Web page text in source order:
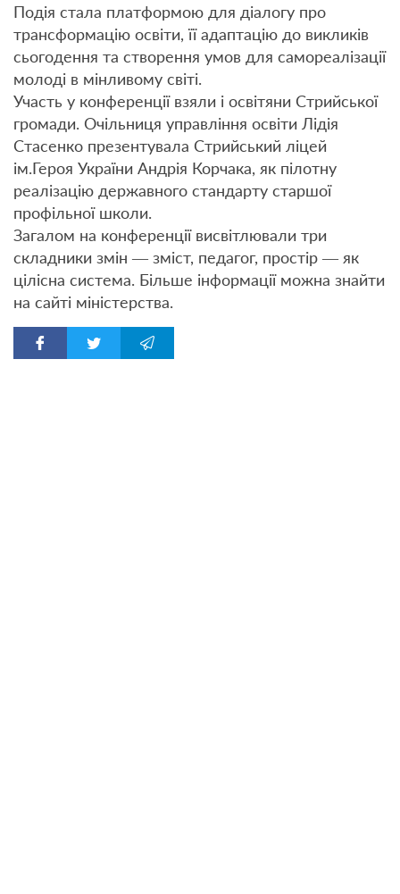
Подія стала платформою для діалогу про
трансформацію освіти, її адаптацію до викликів
сьогодення та створення умов для самореалізації
молоді в мінливому світі.
Участь у конференції взяли і освітяни Стрийської
громади. Очільниця управління освіти Лідія
Стасенко презентувала Стрийський ліцей
ім.Героя України Андрія Корчака, як пілотну
реалізацію державного стандарту старшої
профільної школи.
Загалом на конференції висвітлювали три
складники змін — зміст, педагог, простір — як
цілісна система. Більше інформації можна знайти
на сайті міністерства.